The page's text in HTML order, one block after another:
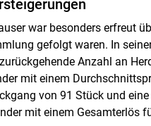
war besonders erfreut
gefolgt waren. In
Anzahl an
mit einem
von 91 Stück und
mit einem Gesamterlös